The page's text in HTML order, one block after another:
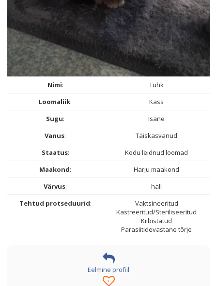
Nimi:
Tuhk
Loomaliik:
Kass
Sugu:
Isane
Vanus:
Täiskasvanud
Staatus:
Kodu leidnud loomad
Maakond:
Harju maakond
Värvus:
hall
Tehtud protseduurid:
Vaktsineeritud
Kastreeritud/Steriliseeritud
Kiibistatud
Parasiitidevastane tõrje
Eelmine profiil
+